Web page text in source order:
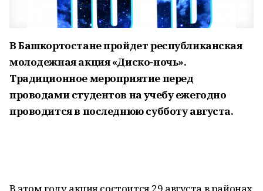
В Башкортостане пройдет республиканская
молодежная акция «Диско-ночь».
Традиционное мероприятие перед
проводами студентов на учебу ежегодно
проводится в последнюю субботу августа.